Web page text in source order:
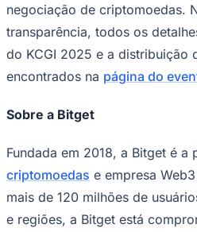
negociação de criptomoedas.
transparência, todos os
do KCGI 2025 e a distribuição
encontrados na página do
Sobre a Bitget
Fundada em 2018, a Bitget é a
criptomoedas e empresa
mais de 120 milhões de
e regiões, a Bitget está